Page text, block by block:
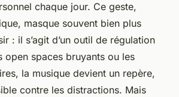
chaque jour. Ce geste,
masque souvent bien plus
: il s’agit d’un outil de régulation
open spaces bruyants ou les
la musique devient un repère,
contre les distractions. Mais